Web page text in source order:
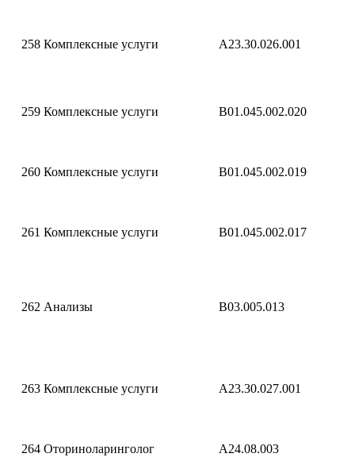
258 Комплексные услуги A23.30.026.001
259 Комплексные услуги B01.045.002.020
260 Комплексные услуги B01.045.002.019
261 Комплексные услуги B01.045.002.017
262 Анализы B03.005.013
263 Комплексные услуги A23.30.027.001
264 Оториноларинголог A24.08.003